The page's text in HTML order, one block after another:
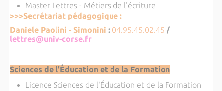
Master Lettres - Métiers de l'écriture
>>>Secrétariat pédagogique :
Daniele Paolini - Simonini : 04.95.45.02.45 /
lettres@univ-corse.fr
Sciences de l'Éducation et de la Formation
Licence Sciences de l'Éducation et de la Formation